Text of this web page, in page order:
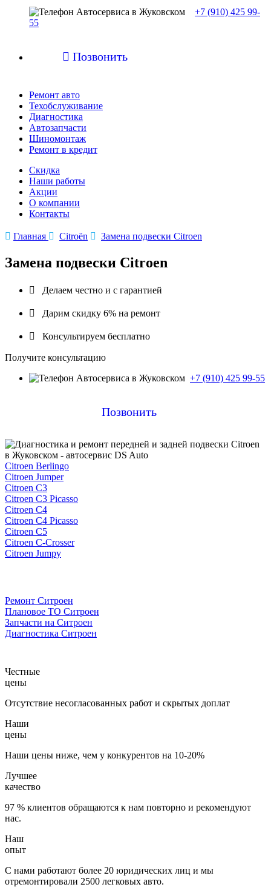
+7 (910) 425 99-
55
 Позвонить
Ремонт авто
Техобслуживание
Диагностика
Автозапчасти
Шиномонтаж
Ремонт в кредит
Скидка
Наши работы
Акции
О компании
Контакты
 Главная  Citroën  Замена подвески Citroen
Замена подвески Citroen
 Делаем честно и с гарантией
 Дарим скидку 6% на ремонт
 Консультируем бесплатно
Получите консультацию
+7 (910) 425 99-55
Позвонить
Citroen Berlingo
Citroen Jumper
Citroen C3
Citroen C3 Picasso
Citroen C4
Citroen C4 Picasso
Citroen C5
Citroen C-Crosser
Citroen Jumpy
Ремонт Ситроен
Плановое ТО Ситроен
Запчасти на Ситроен
Диагностика Ситроен
Честные
цены
Отсутствие несогласованных работ и скрытых доплат
Наши
цены
Наши цены ниже, чем у конкурентов на 10-20%
Лучшее
качество
97 % клиентов обращаются к нам повторно и рекомендуют
нас.
Наш
опыт
С нами работают более 20 юридических лиц и мы
отремонтировали 2500 легковых авто.